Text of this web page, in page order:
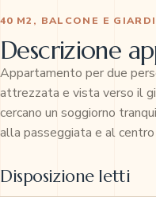
40 M2, BALCONE E
Descrizione
Appartamento per due
attrezzata e vista verso il
cercano un soggiorno
alla passeggiata e al centro
Disposizione letti